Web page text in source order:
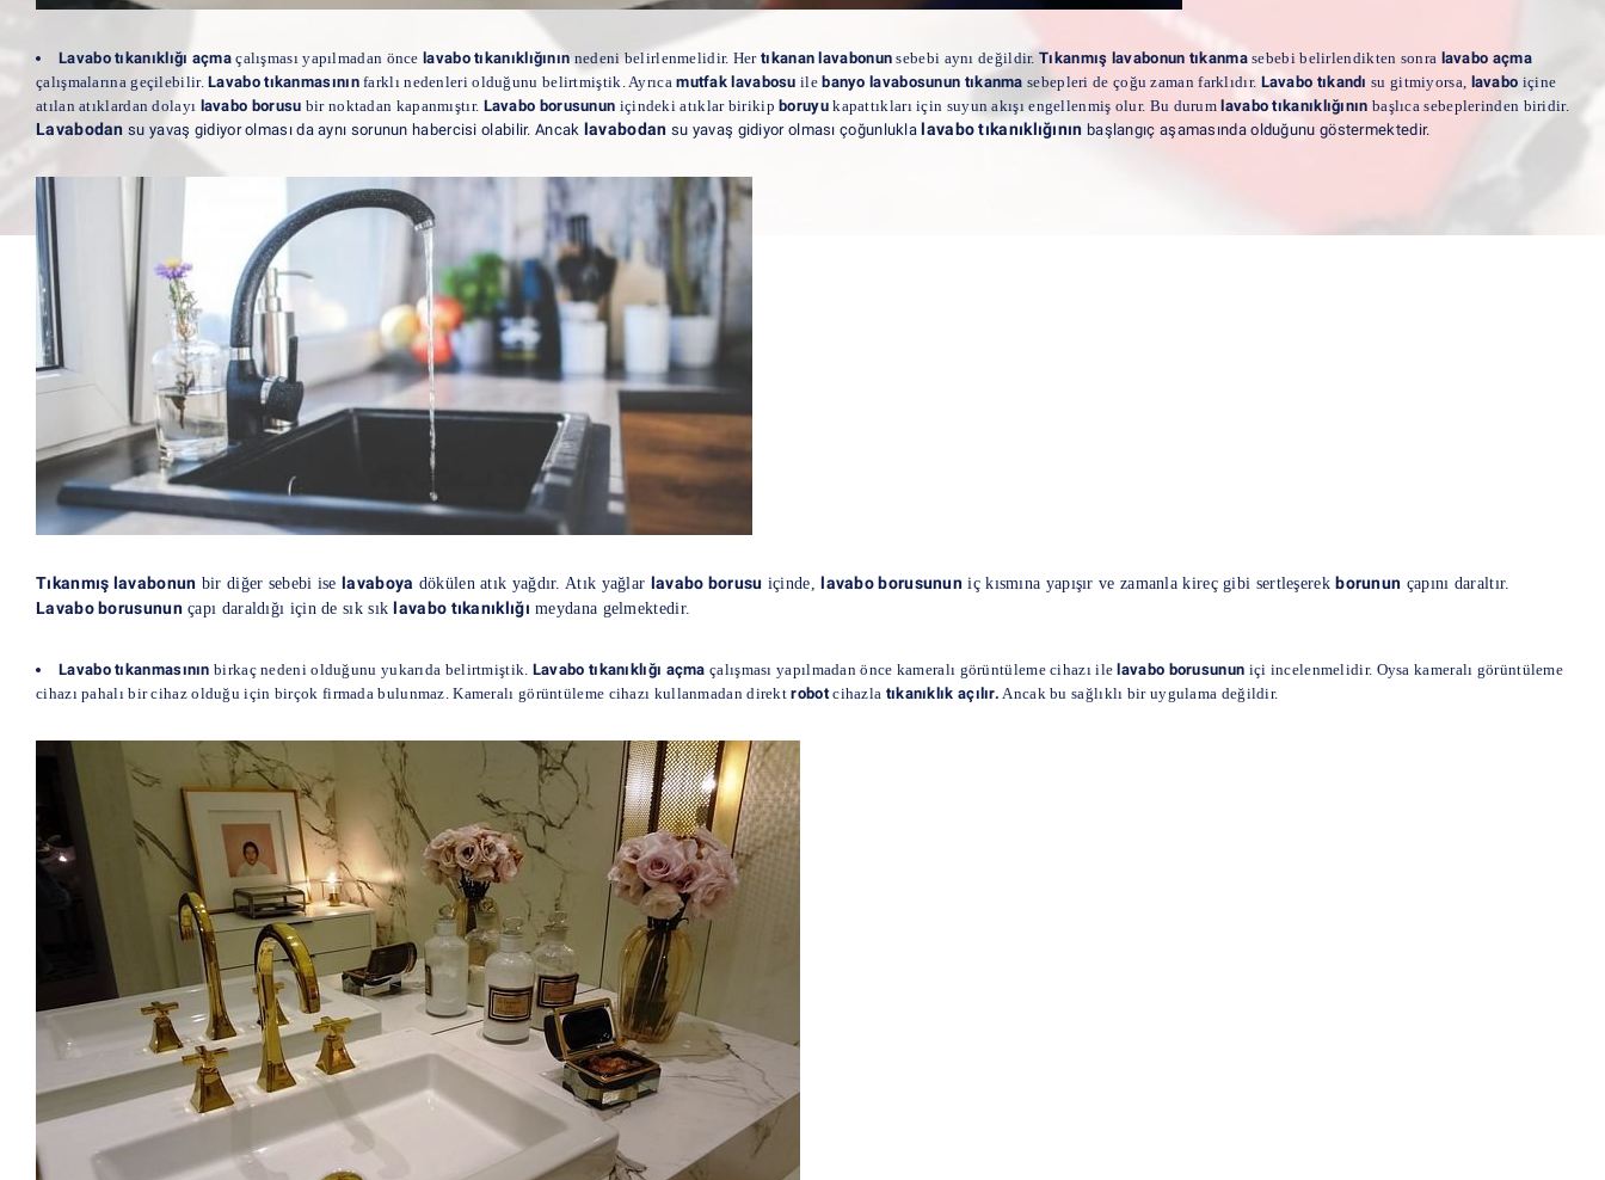
Lavabo tıkanıklığı açmaçalışması yapılmadan öncelavabo tıkanıklığının nedeni belirlenmelidir. Hertıkanan lavabonun sebebi aynı değildir.Tıkanmış lavabonun tıkanmasebebi belirlendikten sonra lavabo açma
çalışmalarına geçilebilir.Lavabo tıkanmasınınfarklı nedenleri olduğunu belirtmiştik. Ayrıcamutfak lavabosu ilebanyo lavabosunun tıkanma sebepleri de çoğu zaman farklıdır. Lavabo tıkandı su gitmiyorsa, lavabo içine
atılan atıklardan dolayı lavabo borusu bir noktadan kapanmıştır. Lavabo borusunun içindeki atıklar birikipboruyukapattıkları için suyun akışı engellenmiş olur. Bu durumlavabo tıkanıklığının başlıca sebeplerinden biridir.
Lavabodan su yavaş gidiyor olması da aynı sorunun habercisi olabilir. Ancak lavabodan su yavaş gidiyor olması çoğunlukla lavabo tıkanıklığının başlangıç aşamasında olduğunu göstermektedir.
Tıkanmış lavabonun bir diğer sebebi ise lavaboya dökülen atık yağdır. Atık yağlar lavabo borusu içinde, lavabo borusunun iç kısmına yapışır ve zamanla kireç gibi sertleşerekborunun çapını daraltır.
Lavabo borusununçapı daraldığı için de sık sık lavabo tıkanıklığı meydana gelmektedir.
Lavabo tıkanmasının birkaç nedeni olduğunu yukarıda belirtmiştik. Lavabo tıkanıklığı açma çalışması yapılmadan önce kameralı görüntüleme cihazı ilelavabo borusunun içi incelenmelidir. Oysa kameralı görüntüleme
cihazı pahalı bir cihaz olduğu için birçok firmada bulunmaz. Kameralı görüntüleme cihazı kullanmadan direktrobotcihazla tıkanıklık açılır. Ancak bu sağlıklı bir uygulama değildir.